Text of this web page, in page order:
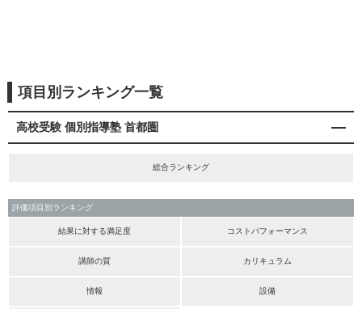
項目別ランキング一覧
高校受験 個別指導塾 首都圏
総合ランキング
評価項目別ランキング
結果に対する満足度 コストパフォーマンス
講師の質 カリキュラム
情報 設備